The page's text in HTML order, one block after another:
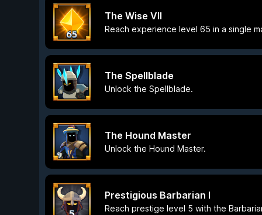
The Wise VII
Reach experience level 65 in a single
The Spellblade
Unlock the Spellblade.
The Hound Master
Unlock the Hound Master.
Prestigious Barbarian I
Reach prestige level 5 with the